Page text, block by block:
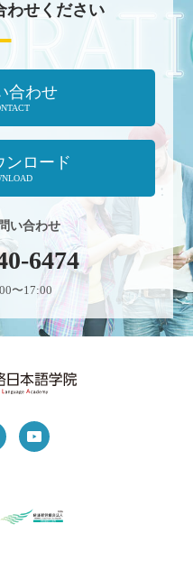
わせください
合わせ
ンロード
い合わせ
6474
〜17:00